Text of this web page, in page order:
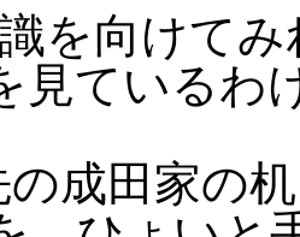
を向けて
見ているわ
の成田家の